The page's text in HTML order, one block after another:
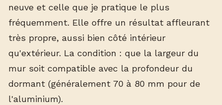
neuve et celle que je pratique le plus
fréquemment. Elle offre un résultat affleurant
très propre, aussi bien côté intérieur
qu'extérieur. La condition : que la largeur du
mur soit compatible avec la profondeur du
dormant (généralement 70 à 80 mm pour de
l'aluminium).